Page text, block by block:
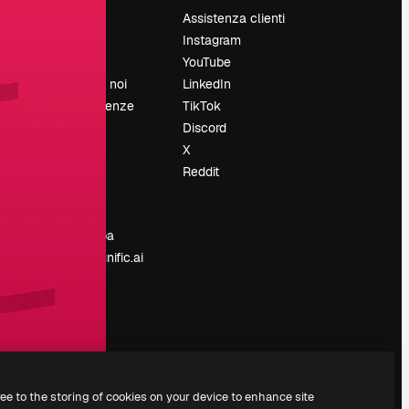
Lavora con noi
Cerca tendenze
Sala stampa
Cerchi magnific.ai
Assistenza clienti
Instagram
YouTube
LinkedIn
TikTok
Discord
X
Reddit
to the storing of cookies on your device to enhance site